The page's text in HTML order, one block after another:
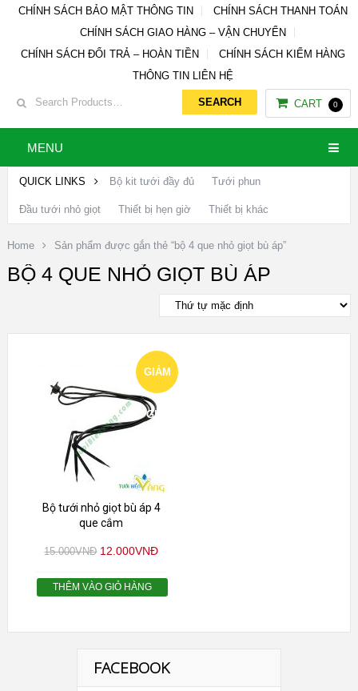
CHÍNH SÁCH BẢO MẬT THÔNG TIN
CHÍNH SÁCH THANH TOÁN
CHÍNH SÁCH GIAO HÀNG – VẬN CHUYỂN
CHÍNH SÁCH ĐỔI TRẢ – HOÀN TIỀN
CHÍNH SÁCH KIỂM HÀNG
THÔNG TIN LIÊN HỆ
CART 0
MENU
QUICK LINKS Bộ kit tưới đầy đủ Tưới phun
Đầu tưới nhỏ giọt Thiết bị hẹn giờ Thiết bị khác
Home Sản phẩm được gắn thẻ “bộ 4 que nhỏ giọt bù áp”
BỘ 4 QUE NHỎ GIỌT BÙ ÁP
GIẢM
GIÁ!
Bộ tưới nhỏ giọt bù áp 4
que cắm
15.000VNĐ 12.000VNĐ
THÊM VÀO GIỎ HÀNG
FACEBOOK